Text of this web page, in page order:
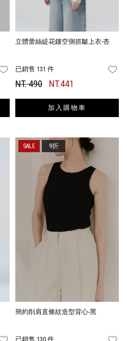
FAVORITES
立體蕾絲緹花鏤空側抓皺上衣-杏
已銷售 131 件
NT. 490 NT.441
加入購物車
簡約削肩直條紋造型背心-黑
已銷售 130 件
9折